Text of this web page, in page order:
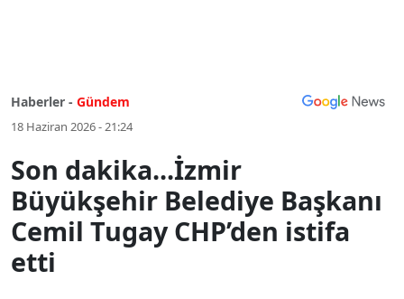
Haberler - Gündem
18 Haziran 2026 - 21:24
Son dakika...İzmir
Büyükşehir Belediye Başkanı
Cemil Tugay CHP’den istifa
etti